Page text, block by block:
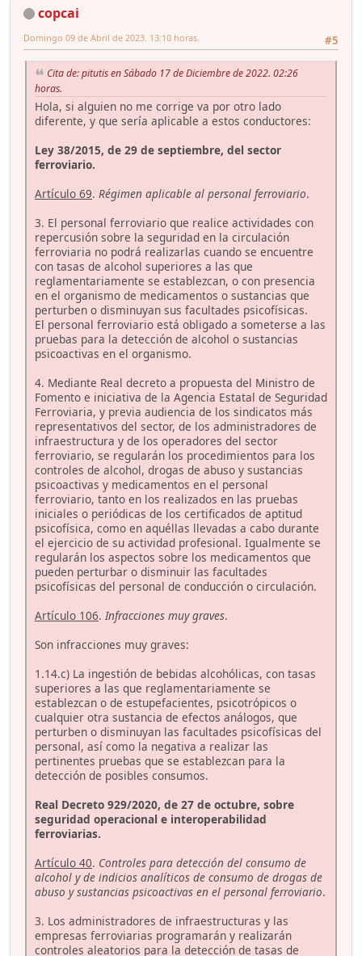
copcai
#5
Domingo 09 de Abril de 2023. 13:10 horas.
Cita de: pitutis en Sábado 17 de Diciembre de 2022. 02:26
horas.
Hola, si alguien no me corrige va por otro lado
diferente, y que sería aplicable a estos conductores:
Ley 38/2015, de 29 de septiembre, del sector
ferroviario.
Artículo 69. Régimen aplicable al personal ferroviario.
3. El personal ferroviario que realice actividades con
repercusión sobre la seguridad en la circulación
ferroviaria no podrá realizarlas cuando se encuentre
con tasas de alcohol superiores a las que
reglamentariamente se establezcan, o con presencia
en el organismo de medicamentos o sustancias que
perturben o disminuyan sus facultades psicofísicas.
El personal ferroviario está obligado a someterse a las
pruebas para la detección de alcohol o sustancias
psicoactivas en el organismo.
4. Mediante Real decreto a propuesta del Ministro de
Fomento e iniciativa de la Agencia Estatal de Seguridad
Ferroviaria, y previa audiencia de los sindicatos más
representativos del sector, de los administradores de
infraestructura y de los operadores del sector
ferroviario, se regularán los procedimientos para los
controles de alcohol, drogas de abuso y sustancias
psicoactivas y medicamentos en el personal
ferroviario, tanto en los realizados en las pruebas
iniciales o periódicas de los certificados de aptitud
psicofísica, como en aquéllas llevadas a cabo durante
el ejercicio de su actividad profesional. Igualmente se
regularán los aspectos sobre los medicamentos que
pueden perturbar o disminuir las facultades
psicofísicas del personal de conducción o circulación.
Artículo 106. Infracciones muy graves.
Son infracciones muy graves:
1.14.c) La ingestión de bebidas alcohólicas, con tasas
superiores a las que reglamentariamente se
establezcan o de estupefacientes, psicotrópicos o
cualquier otra sustancia de efectos análogos, que
perturben o disminuyan las facultades psicofísicas del
personal, así como la negativa a realizar las
pertinentes pruebas que se establezcan para la
detección de posibles consumos.
Real Decreto 929/2020, de 27 de octubre, sobre
seguridad operacional e interoperabilidad
ferroviarias.
Artículo 40. Controles para detección del consumo de
alcohol y de indicios analíticos de consumo de drogas de
abuso y sustancias psicoactivas en el personal ferroviario.
3. Los administradores de infraestructuras y las
empresas ferroviarias programarán y realizarán
controles aleatorios para la detección de tasas de